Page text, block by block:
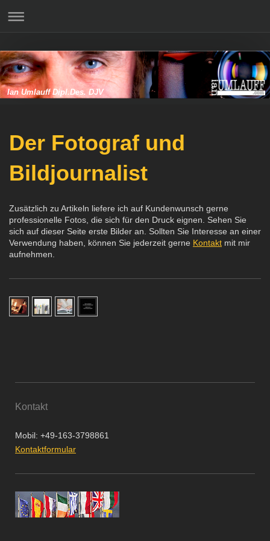
Ian Umlauff Dipl.Des. DJV
Der Fotograf und
Bildjournalist
Zusätzlich zu Artikeln liefere ich auf Kundenwunsch gerne
professionelle Fotos, die sich für den Druck eignen. Sehen Sie
sich auf dieser Seite erste Bilder an. Sollten Sie Interesse an einer
Verwendung haben, können Sie jederzeit gerne Kontakt mit mir
aufnehmen.
Kontakt
Mobil: +49-163-3798861
Kontaktformular